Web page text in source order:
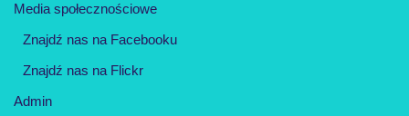
Media społecznościowe
Znajdź nas na Facebooku
Znajdź nas na Flickr
Admin